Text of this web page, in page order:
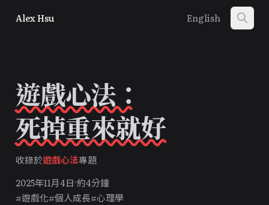
Alex Hsu English
遊戲心法：
死掉重來就好
收錄於遊戲心法專題
2025年11月4日 約4分鐘
#遊戲化#個人成長#心理學